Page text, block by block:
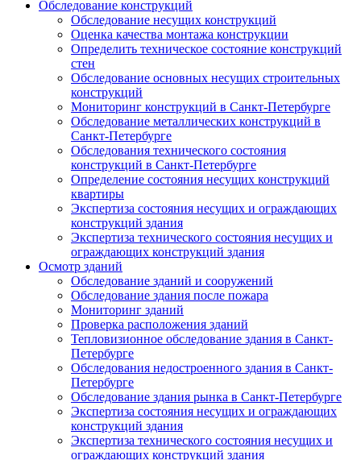
Обследование конструкций
Обследование несущих конструкций
Оценка качества монтажа конструкции
Определить техническое состояние конструкций
стен
Обследование основных несущих строительных
конструкций
Мониторинг конструкций в Санкт-Петербурге
Обследование металлических конструкций в
Санкт-Петербурге
Обследования технического состояния
конструкций в Санкт-Петербурге
Определение состояния несущих конструкций
квартиры
Экспертиза состояния несущих и ограждающих
конструкций здания
Экспертиза технического состояния несущих и
ограждающих конструкций здания
Осмотр зданий
Обследование зданий и сооружений
Обследование здания после пожара
Мониторинг зданий
Проверка расположения зданий
Тепловизионное обследование здания в Санкт-
Петербурге
Обследования недостроенного здания в Санкт-
Петербурге
Обследование здания рынка в Санкт-Петербурге
Экспертиза состояния несущих и ограждающих
конструкций здания
Экспертиза технического состояния несущих и
ограждающих конструкций здания